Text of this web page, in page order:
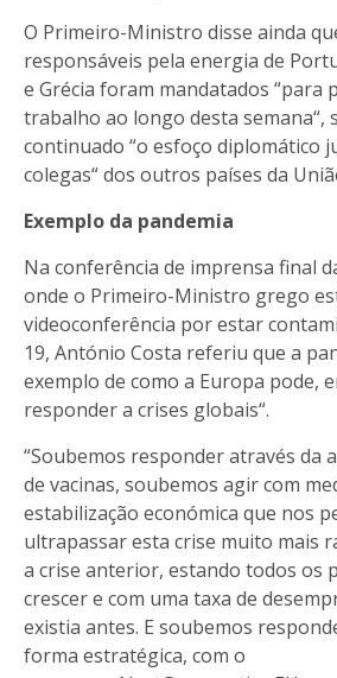
O Primeiro-Ministro disse ainda
responsáveis pela energia de
e Grécia foram mandatados “para
trabalho ao longo desta semana“,
continuado “o esfoço diplomático
colegas“ dos outros países da
Exemplo da pandemia
Na conferência de imprensa final
onde o Primeiro-Ministro grego
videoconferência por estar
19, António Costa referiu que a
exemplo de como a Europa pode,
responder a crises globais“.
“Soubemos responder através da
de vacinas, soubemos agir com
estabilização económica que nos
ultrapassar esta crise muito mais
a crise anterior, estando todos os
crescer e com uma taxa de
existia antes. E soubemos
forma estratégica, com o